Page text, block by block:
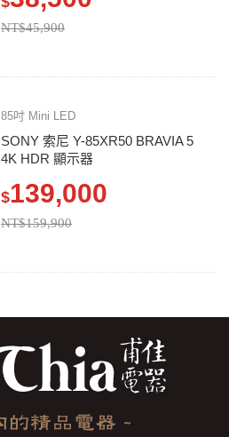
NT$45,900
85吋 Mini LED
SONY 索尼 Y-85XR50 BRAVIA 5
4K HDR 顯示器
$139,000
NT$159,900